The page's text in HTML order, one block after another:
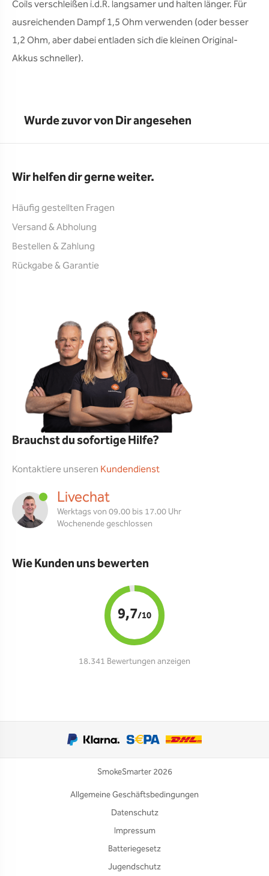
Coils verschleißen i.d.R. langsamer und halten länger. Für
ausreichenden Dampf 1,5 Ohm verwenden (oder besser
1,2 Ohm, aber dabei entladen sich die kleinen Original-
Akkus schneller).
Wurde zuvor von Dir angesehen
Wir helfen dir gerne weiter.
Häufig gestellten Fragen
Versand & Abholung
Bestellen & Zahlung
Rückgabe & Garantie
Brauchst du sofortige Hilfe?
Kontaktiere unseren Kundendienst
Livechat
Werktags von 09.00 bis 17.00 Uhr
Wochenende geschlossen
Wie Kunden uns bewerten
9,7/10
18.341 Bewertungen anzeigen
SmokeSmarter 2026
Allgemeine Geschäftsbedingungen
Datenschutz
Impressum
Batteriegesetz
Jugendschutz